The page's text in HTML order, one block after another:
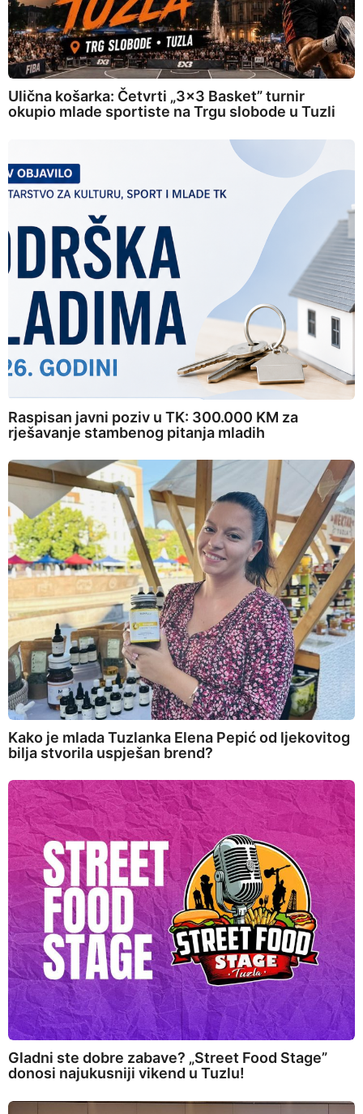
Ulična košarka: Četvrti „3×3 Basket” turnir
okupio mlade sportiste na Trgu slobode u Tuzli
Raspisan javni poziv u TK: 300.000 KM za
rješavanje stambenog pitanja mladih
Kako je mlada Tuzlanka Elena Pepić od ljekovitog
bilja stvorila uspješan brend?
Gladni ste dobre zabave? „Street Food Stage”
donosi najukusniji vikend u Tuzlu!